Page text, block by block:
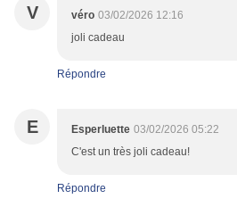
V véro 03/02/2026 12:16
joli cadeau
Répondre
E Esperluette 03/02/2026 05:22
C'est un très joli cadeau!
Répondre